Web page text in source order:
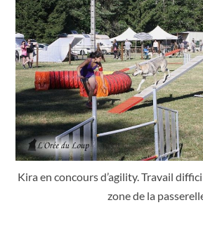
Kira en concours d’agility. Travail
zone de la